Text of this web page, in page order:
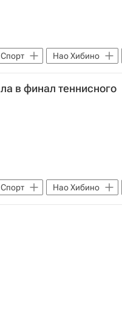
Спорт Нао Хибино
в финал теннисного
Спорт Нао Хибино